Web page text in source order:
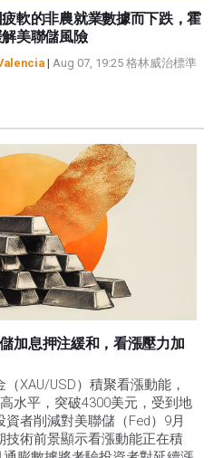
軟的非農就業數據而下跌，霍
美聯儲風險
| Aug 07, 19:25 格林威治標準
加息押注緩和，看漲壓力加
XAU/USD）積聚看漲動能，
水平，突破4300美元，受到地
者削減對美聯儲（Fed）9月
技術前景顯示看漲動能正在積